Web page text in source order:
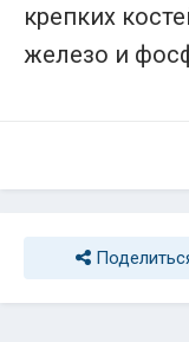
крепких
железо и